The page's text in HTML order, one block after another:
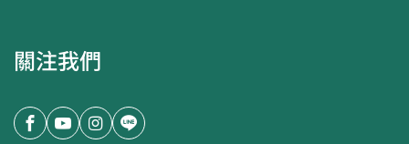
關注我們